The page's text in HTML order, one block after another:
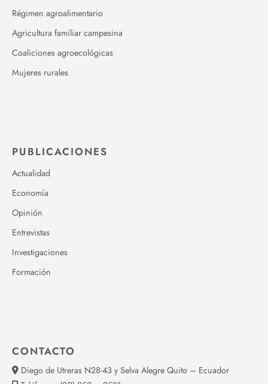
Régimen agroalimentario
Agricultura familiar campesina
Coaliciones agroecológicas
Mujeres rurales
PUBLICACIONES
Actualidad
Economía
Opinión
Entrevistas
Investigaciones
Formación
CONTACTO
Diego de Utreras N28-43 y Selva Alegre Quito – Ecuador